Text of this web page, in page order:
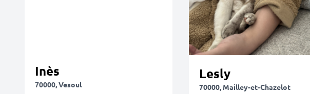
Inès
70000, Vesoul
Lesly
70000, Mailley-et-Chazelot